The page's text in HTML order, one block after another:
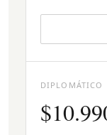
DIPLOMÁTICO